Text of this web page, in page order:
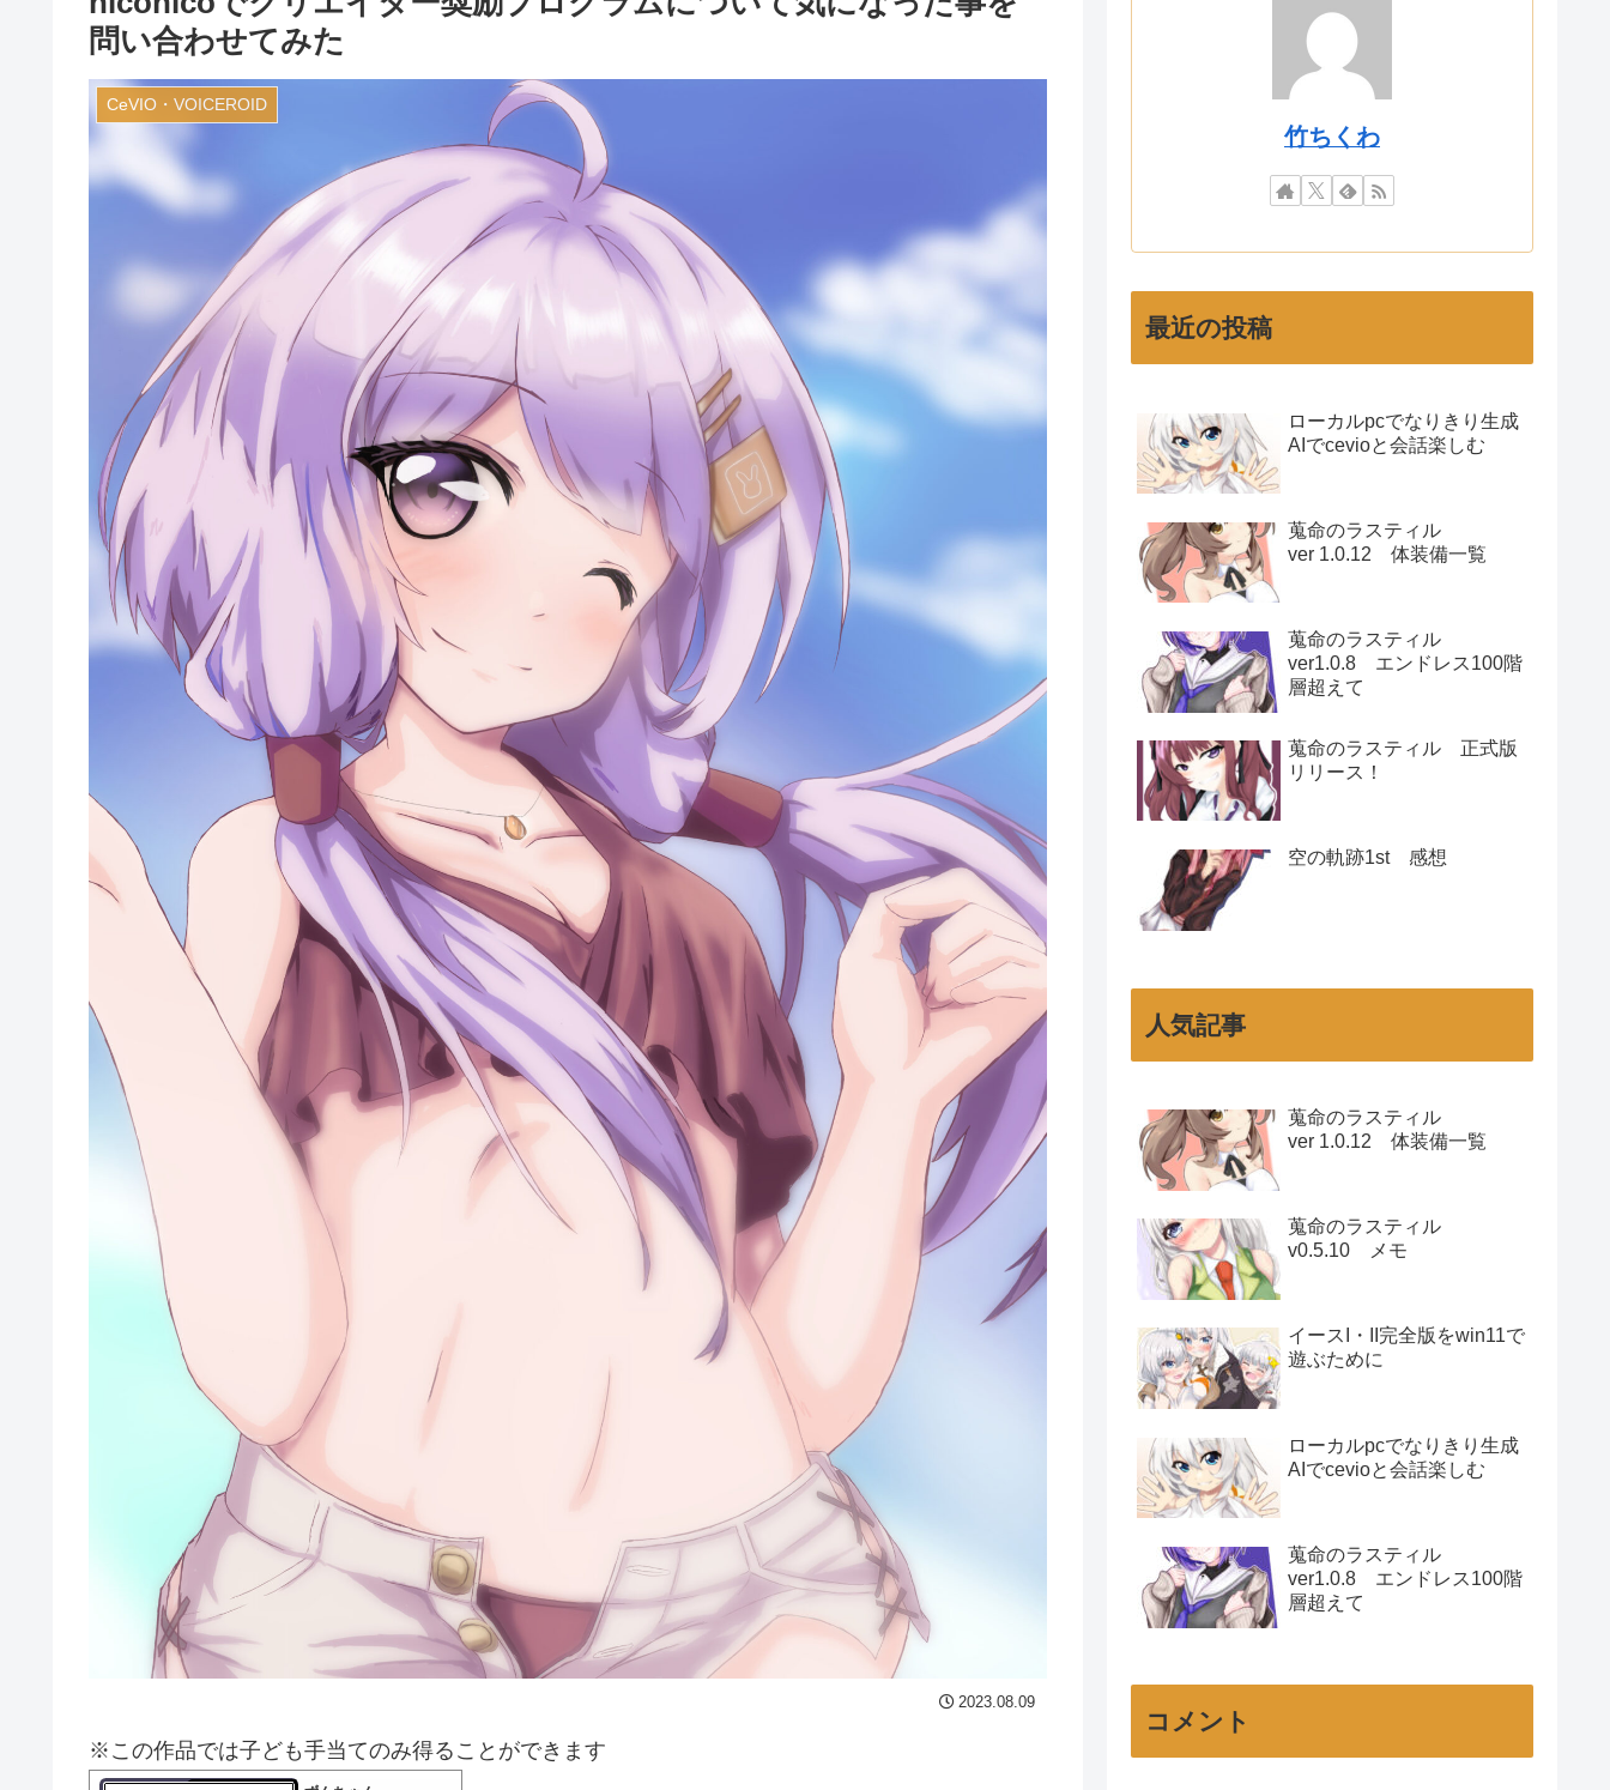
問い合わせてみた
CeVIO・VOICEROID
2023.08.09
※この作品では子ども手当てのみ得ることができます
竹ちくわ
最近の投稿
ローカルpcでなりきり生成
AIでcevioと会話楽しむ
蒐命のラスティル
ver 1.0.12 体装備一覧
蒐命のラスティル
ver1.0.8 エンドレス100階
層超えて
蒐命のラスティル 正式版
リリース！
空の軌跡1st 感想
人気記事
蒐命のラスティル
ver 1.0.12 体装備一覧
蒐命のラスティル
v0.5.10 メモ
イースI・II完全版をwin11で
遊ぶために
ローカルpcでなりきり生成
AIでcevioと会話楽しむ
蒐命のラスティル
ver1.0.8 エンドレス100階
層超えて
コメント